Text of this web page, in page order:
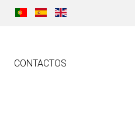
CONTACTOS